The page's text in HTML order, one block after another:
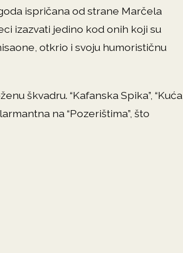
ispričana od strane Marčela
izazvati jedino kod onih koji su
otkrio i svoju humorističnu
škvadru. “Kafanska Spika”, “Kuća
na “Pozerištima”, što